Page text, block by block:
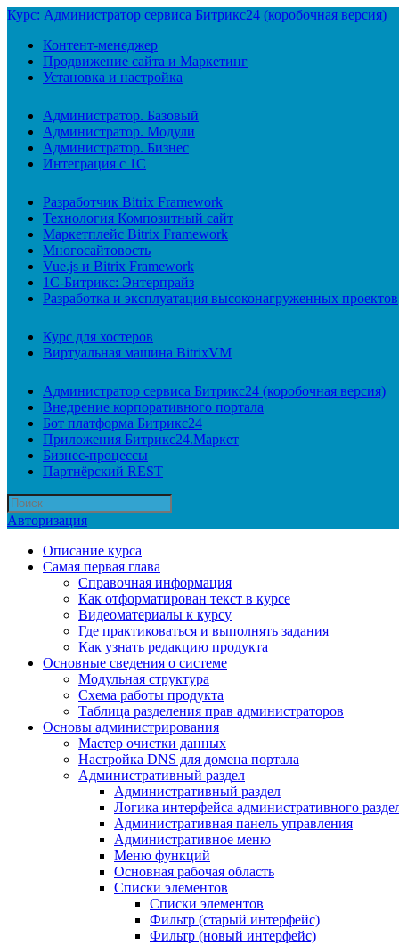
Курс: Администратор сервиса Битрикс24 (коробочная версия)
Контент-менеджер
Продвижение сайта и Маркетинг
Установка и настройка
Администратор. Базовый
Администратор. Модули
Администратор. Бизнес
Интеграция с 1С
Разработчик Bitrix Framework
Технология Композитный сайт
Маркетплейс Bitrix Framework
Многосайтовость
Vue.js и Bitrix Framework
1С-Битрикс: Энтерпрайз
Разработка и эксплуатация высоконагруженных проектов
Курс для хостеров
Виртуальная машина BitrixVM
Администратор сервиса Битрикс24 (коробочная версия)
Внедрение корпоративного портала
Бот платформа Битрикс24
Приложения Битрикс24.Маркет
Бизнес-процессы
Партнёрский REST
Авторизация
Описание курса
Самая первая глава
Справочная информация
Как отформатирован текст в курсе
Видеоматериалы к курсу
Где практиковаться и выполнять задания
Как узнать редакцию продукта
Основные сведения о системе
Модульная структура
Схема работы продукта
Таблица разделения прав администраторов
Основы администрирования
Мастер очистки данных
Настройка DNS для домена портала
Административный раздел
Административный раздел
Логика интерфейса административного
Административная панель управления
Административное меню
Меню функций
Основная рабочая область
Списки элементов
Списки элементов
Фильтр (старый интерфейс)
Фильтр (новый интерфейс)